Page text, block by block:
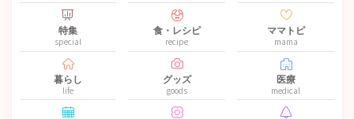
特集
special
食・レシピ
recipe
ママトピ
mama
暮らし
life
グッズ
goods
医療
medical